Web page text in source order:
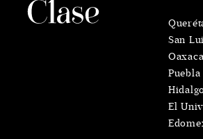
San
Oaxaca
Puebla
El